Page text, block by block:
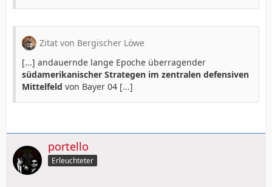
Zitat von Bergischer Löwe
[...] andauernde lange Epoche überragender
südamerikanischer Strategen im zentralen defensiven
Mittelfeld von Bayer 04 [...]
portello
Erleuchteter